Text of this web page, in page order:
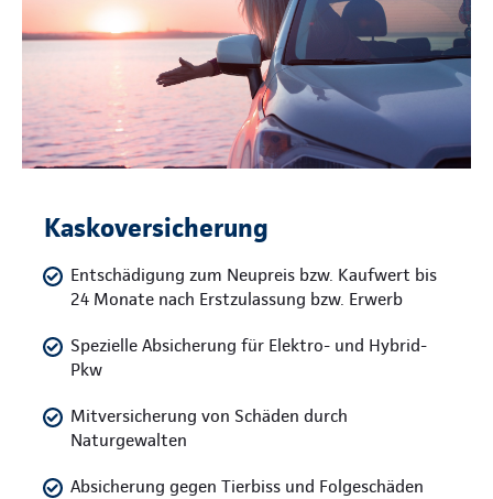
Kaskoversicherung
Entschädigung zum Neupreis bzw. Kaufwert bis
24 Monate nach Erstzulassung bzw. Erwerb
Spezielle Absicherung für Elektro- und Hybrid-
Pkw
Mitversicherung von Schäden durch
Naturgewalten
Absicherung gegen Tierbiss und Folgeschäden